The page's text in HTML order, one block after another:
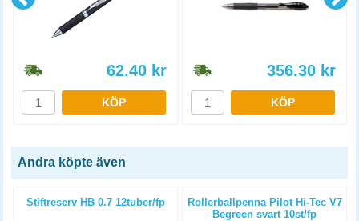
62.40 kr
KÖP
356.30 kr
KÖP
Andra köpte även
Stiftreserv HB 0.7 12tuber/fp
Rollerballpenna Pilot Hi-Tec V7
Begreen svart 10st/fp